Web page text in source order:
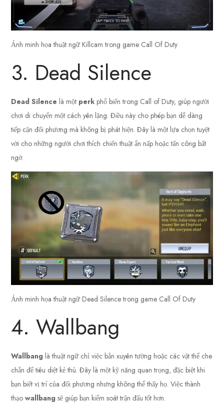
Ảnh minh họa thuật ngữ Killcam trong game Call Of Duty
3. Dead Silence
Dead Silence là một perk phổ biến trong Call of Duty, giúp người
chơi di chuyển một cách yên lặng. Điều này cho phép bạn dễ dàng
tiếp cận đối phương mà không bị phát hiện. Đây là một lựa chọn tuyệt
vời cho những người chơi thích chiến thuật ẩn nấp hoặc tấn công bất
ngờ.
Ảnh minh họa thuật ngữ Dead Silence trong game Call Of Duty
4. Wallbang
Wallbang là thuật ngữ chỉ việc bắn xuyên tường hoặc các vật thể che
chắn để tiêu diệt kẻ thù. Đây là một kỹ năng quan trọng, đặc biệt khi
bạn biết vị trí của đối phương nhưng không thể thấy họ. Việc thành
thạowallbang sẽ giúp bạn kiểm soát trận đấu tốt hơn.